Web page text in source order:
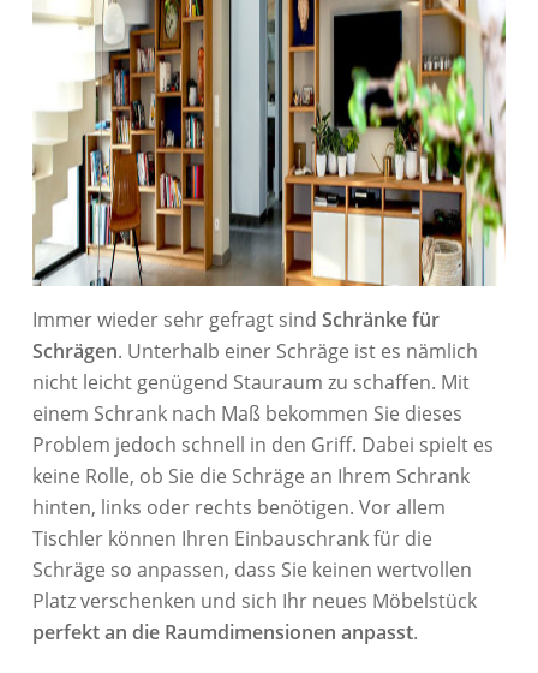
Immer wieder sehr gefragt sindSchränke für
Schrägen. Unterhalb einer Schräge ist es nämlich
nicht leicht genügend Stauraum zu schaffen. Mit
einem Schrank nach Maß bekommen Sie dieses
Problem jedoch schnell in den Griff. Dabei spielt es
keine Rolle, ob Sie die Schräge an Ihrem Schrank
hinten, links oder rechts benötigen. Vor allem
Tischler können Ihren Einbauschrank für die
Schräge so anpassen, dass Sie keinen wertvollen
Platz verschenken und sich Ihr neues Möbelstück
perfekt an die Raumdimensionen anpasst.